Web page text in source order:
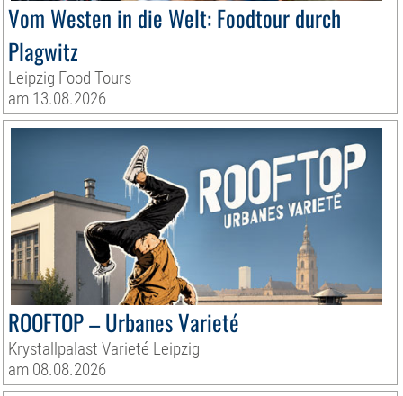
Vom Westen in die Welt: Foodtour durch
Plagwitz
Leipzig Food Tours
am 13.08.2026
ROOFTOP – Urbanes Varieté
Krystallpalast Varieté Leipzig
am 08.08.2026